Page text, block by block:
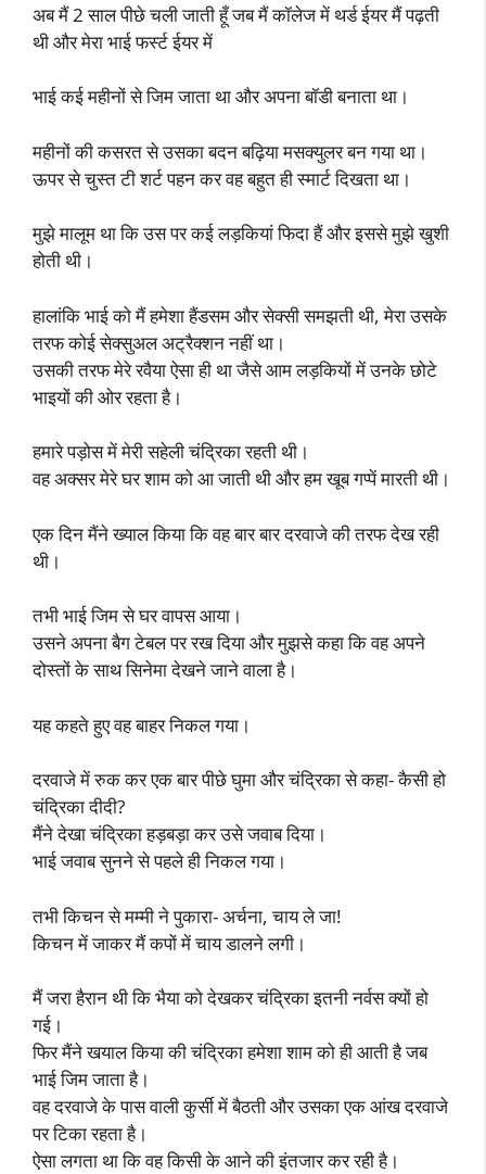
अब मैं 2 साल पीछे चली जाती हूँ जब मैं कॉलेज में थर्ड ईयर मैं पढ़ती
थी और मेरा भाई फर्स्ट ईयर में
भाई कई महीनों से जिम जाता था और अपना बॉडी बनाता था।
महीनों की कसरत से उसका बदन बढ़िया मसक्युलर बन गया था।
ऊपर से चुस्त टी शर्ट पहन कर वह बहुत ही स्मार्ट दिखता था।
मुझे मालूम था कि उस पर कई लड़कियां फिदा हैं और इससे मुझे खुशी
होती थी।
हालांकि भाई को मैं हमेशा हैंडसम और सेक्सी समझती थी, मेरा उसके
तरफ कोई सेक्सुअल अट्रैक्शन नहीं था।
उसकी तरफ मेरे रवैया ऐसा ही था जैसे आम लड़कियों में उनके छोटे
भाइयों की ओर रहता है।
हमारे पड़ोस में मेरी सहेली चंद्रिका रहती थी।
वह अक्सर मेरे घर शाम को आ जाती थी और हम खूब गप्पें मारती थी।
एक दिन मैंने ख्याल किया कि वह बार बार दरवाजे की तरफ देख रही
थी।
तभी भाई जिम से घर वापस आया।
उसने अपना बैग टेबल पर रख दिया और मुझसे कहा कि वह अपने
दोस्तों के साथ सिनेमा देखने जाने वाला है।
यह कहते हुए वह बाहर निकल गया।
दरवाजे में रुक कर एक बार पीछे घुमा और चंद्रिका से कहा- कैसी हो
चंद्रिका दीदी?
मैंने देखा चंद्रिका हड़बड़ा कर उसे जवाब दिया।
भाई जवाब सुनने से पहले ही निकल गया।
तभी किचन से मम्मी ने पुकारा- अर्चना, चाय ले जा!
किचन में जाकर मैं कपों में चाय डालने लगी।
मैं जरा हैरान थी कि भैया को देखकर चंद्रिका इतनी नर्वस क्यों हो
गई।
फिर मैंने खयाल किया की चंद्रिका हमेशा शाम को ही आती है जब
भाई जिम जाता है।
वह दरवाजे के पास वाली कुर्सी में बैठती और उसका एक आंख दरवाजे
पर टिका रहता है।
ऐसा लगता था कि वह किसी के आने की इंतजार कर रही है।